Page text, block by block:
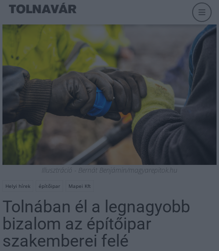
Illusztráció - Bernát Benjámin/magyarepitok.hu
Helyi hírek építőipar Mapei Kft
Tolnában él a legnagyobb
bizalom az építőipar
szakemberei felé